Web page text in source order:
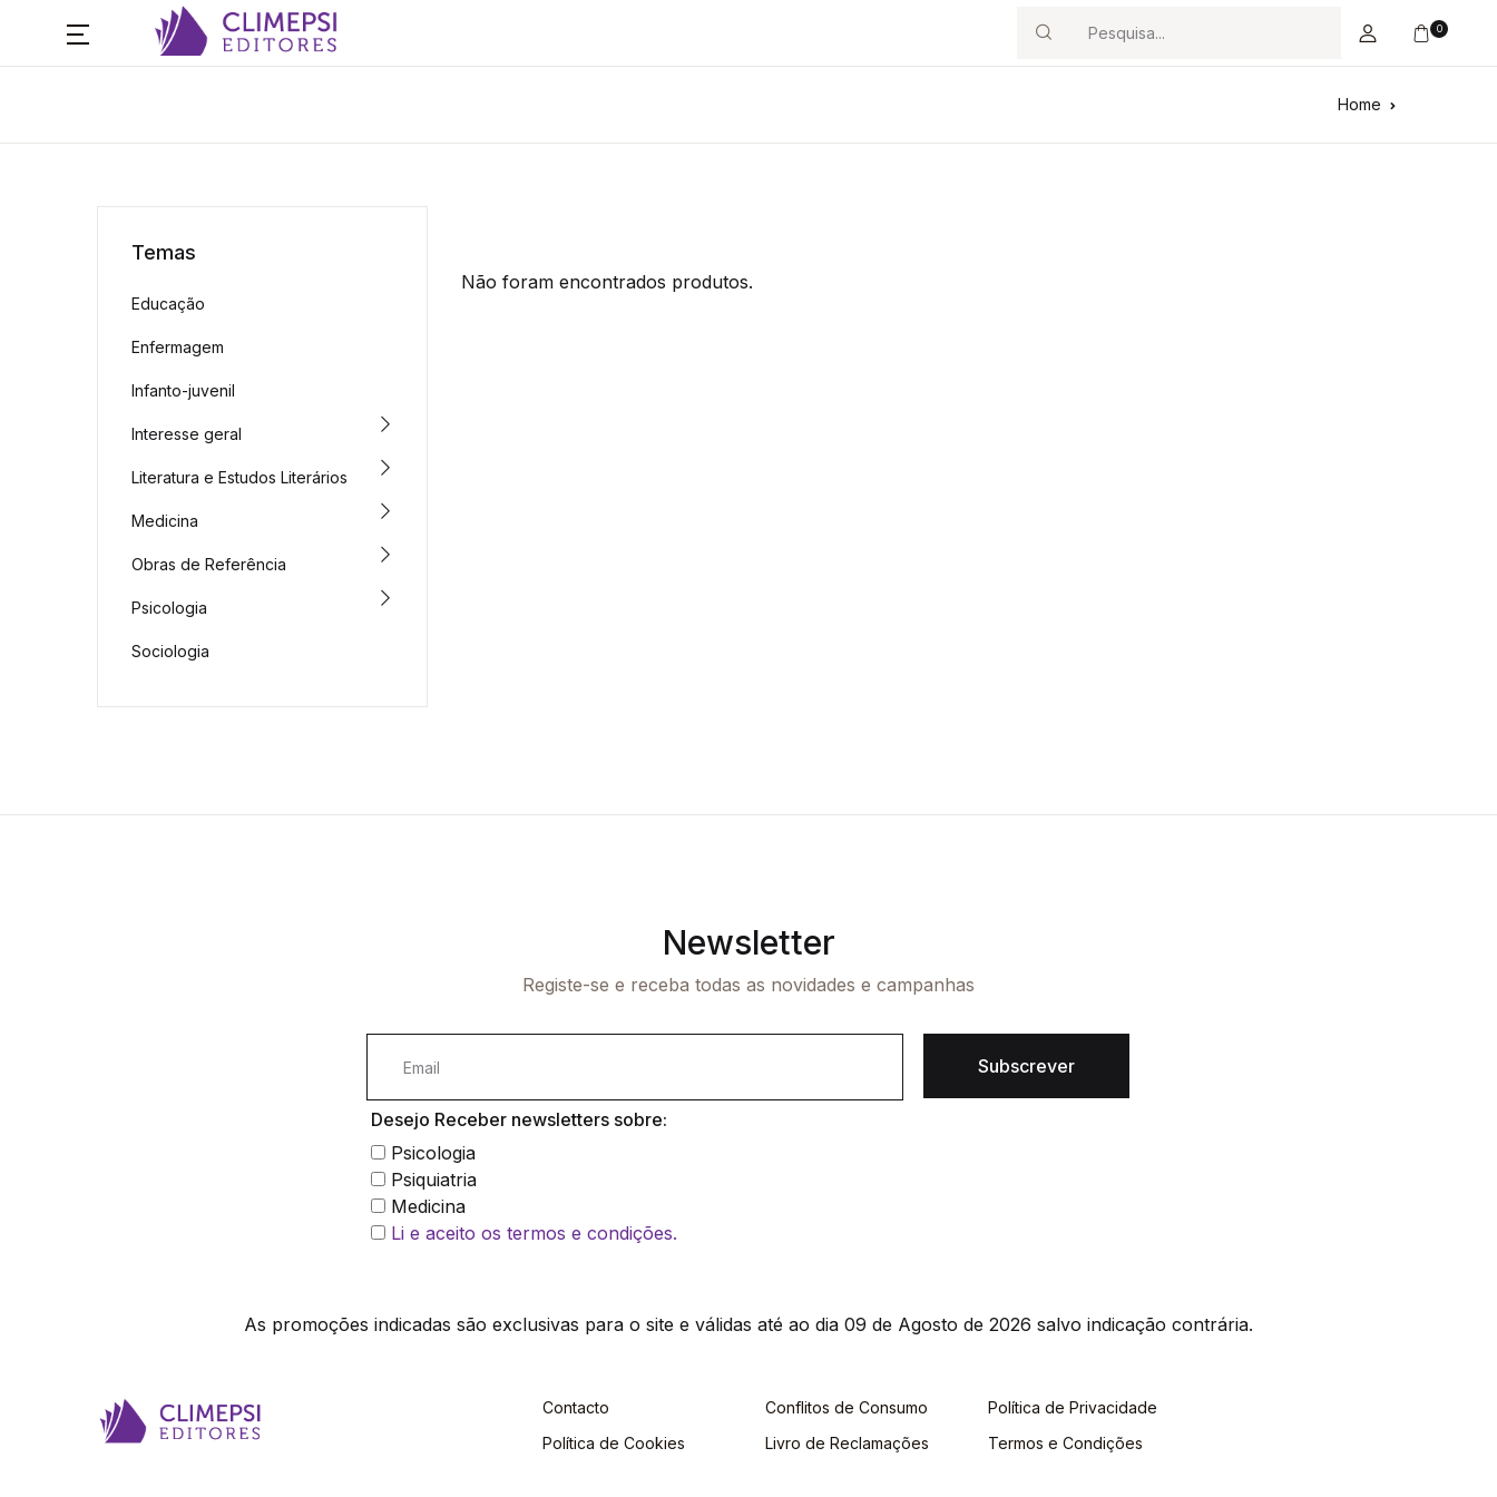
Search
0
Home
Não foram encontrados produtos.
Temas
Educação
Enfermagem
Infanto-juvenil
Interesse geral
Literatura e Estudos Literários
Medicina
Obras de Referência
Psicologia
Sociologia
Newsletter
Registe-se e receba todas as novidades e campanhas
Subscrever
Desejo Receber newsletters sobre:
Psicologia
Psiquiatria
Medicina
Li e aceito os termos e condições.
As promoções indicadas são exclusivas para o site e válidas até ao dia 09 de Agosto de 2026 salvo indicação contrária.
Contacto
Política de Cookies
Conflitos de Consumo
Livro de Reclamações
Política de Privacidade
Termos e Condições